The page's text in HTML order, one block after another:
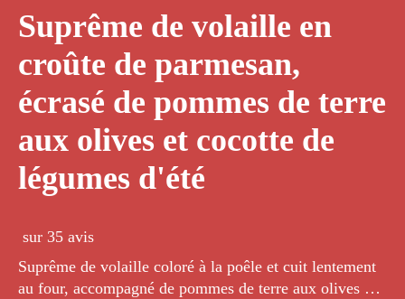
Suprême de volaille en
croûte de parmesan,
écrasé de pommes de terre
aux olives et cocotte de
légumes d'été
sur 35 avis
Suprême de volaille coloré à la poêle et cuit lentement
au four, accompagné de pommes de terre aux olives et